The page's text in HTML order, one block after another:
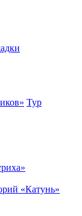
Тур
«Катунь»